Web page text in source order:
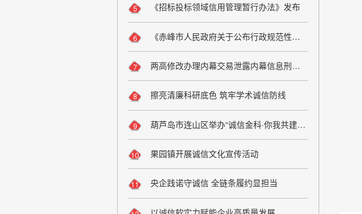
《招标投标领域信用管理暂行办法》发布
5
《赤峰市人民政府关于公布行政规范性文件清理结果的通知》解读
6
两高修改办理内幕交易泄露内幕信息刑事案件司法解释
7
擦亮清廉科研底色 筑牢学术诚信防线
8
葫芦岛市连山区举办“诚信金科·你我共建”主题文明实践活动
9
果园镇开展诚信文化宣传活动
10
央企践诺守诚信 全链条履约显担当
11